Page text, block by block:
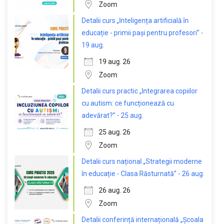
Zoom
Detalii curs „Inteligența artificială în
educație - primii pași pentru profesori” -
19 aug.
19 aug. 26
Zoom
Detalii curs practic „Integrarea copiilor
cu autism: ce funcționează cu
adevărat?” - 25 aug.
25 aug. 26
Zoom
Detalii curs național „Strategii moderne
în educație - Clasa Răsturnată” - 26 aug.
26 aug. 26
Zoom
Detalii conferință internațională „Școala